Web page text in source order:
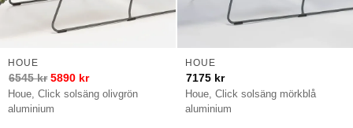
Houe, Click solsäng olivgrön
aluminium
HOUE
6545kr 5890 kr
Houe, Click solsäng mörkblå
aluminium
HOUE
7175 kr